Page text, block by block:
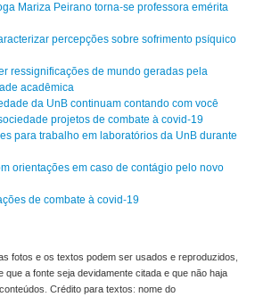
Mariza Peirano torna-se professora emérita
percepções sobre sofrimento psíquico
ressignificações de mundo geradas pela
acadêmica
da UnB continuam contando com você
projetos de combate à covid-19
para trabalho em laboratórios da UnB durante
orientações em caso de contágio pelo novo
de combate à covid-19
fotos e os textos podem ser usados e reproduzidos,
que a fonte seja devidamente citada e que não haja
Crédito para textos: nome do